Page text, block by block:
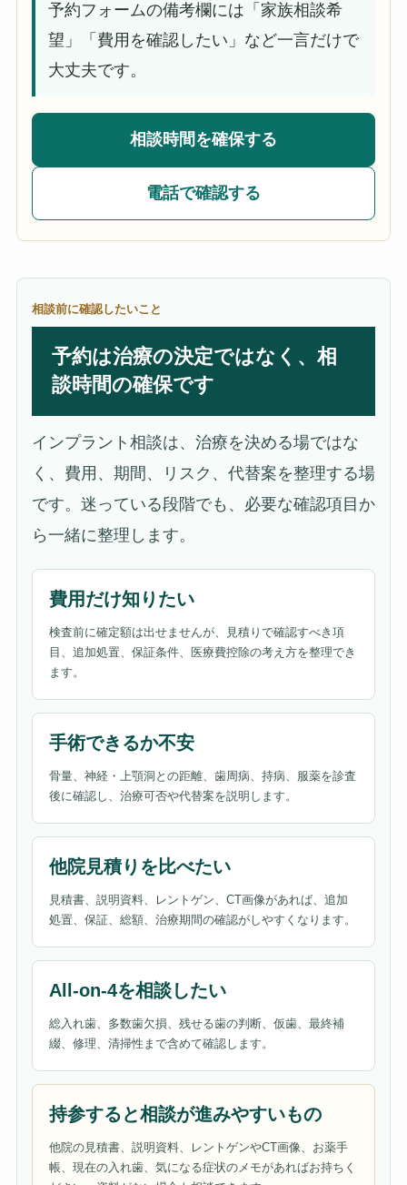
予約フォームの備考欄には「家族相談希
望」「費用を確認したい」など一言だけで
大丈夫です。
相談時間を確保する
電話で確認する
相談前に確認したいこと
予約は治療の決定ではなく、相
談時間の確保です
インプラント相談は、治療を決める場ではな
く、費用、期間、リスク、代替案を整理する場
です。迷っている段階でも、必要な確認項目か
ら一緒に整理します。
費用だけ知りたい
検査前に確定額は出せませんが、見積りで確認すべき項
目、追加処置、保証条件、医療費控除の考え方を整理でき
ます。
手術できるか不安
骨量、神経・上顎洞との距離、歯周病、持病、服薬を診査
後に確認し、治療可否や代替案を説明します。
他院見積りを比べたい
見積書、説明資料、レントゲン、CT画像があれば、追加
処置、保証、総額、治療期間の確認がしやすくなります。
All-on-4を相談したい
総入れ歯、多数歯欠損、残せる歯の判断、仮歯、最終補
綴、修理、清掃性まで含めて確認します。
持参すると相談が進みやすいもの
他院の見積書、説明資料、レントゲンやCT画像、お薬手
帳、現在の入れ歯、気になる症状のメモがあればお持ちく